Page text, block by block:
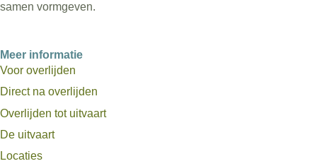
samen vormgeven.
Meer informatie
Voor overlijden
Direct na overlijden
Overlijden tot uitvaart
De uitvaart
Locaties